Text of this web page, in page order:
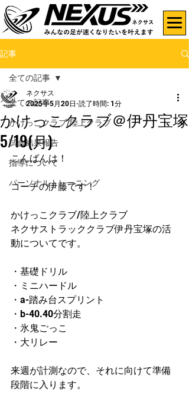
記事
全ての記事
かけっこクラブ/陸上クラブ
試合結果報告
指導について
パーソナルトレーニング
全ての記事
かけっこクラブ＠伊丹宝塚
5/19(月)
ネクサス
2025年5月20日 読了時間: 1分
こんばんは！
コーチの伊藤です！
かけっこクラブ/陸上クラブ
ネクサストラッククラブ伊丹宝塚の活
動についてです。
・基礎ドリル
・ミニハードル
・a-踏み台スプリント
・b-40.40分割走
・氷鬼ごっこ
・大リレー
来週が計測なので、それに向けて準備
段階に入ります。